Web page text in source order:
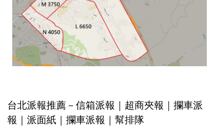
台北派報推薦－信箱派報｜超商夾報｜攔車派
報｜派面紙｜攔車派報｜幫排隊